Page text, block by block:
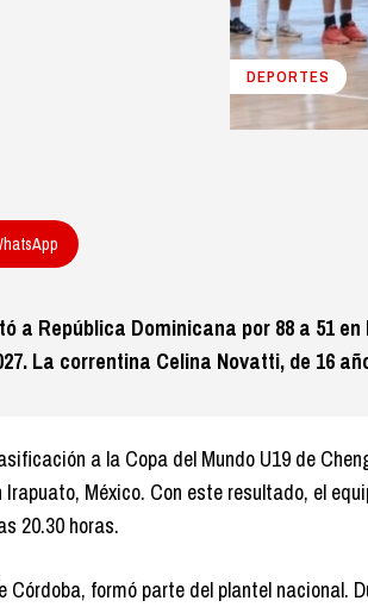
DEPORTES
República Dominicana por 88 a 51
La correntina Celina Novatti, de 16
a la Copa del Mundo U19 de
México. Con este resultado, el
20.30 horas.
formó parte del plantel nacional.